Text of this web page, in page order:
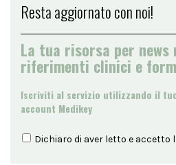
Resta aggiornato con noi!
La tua risorsa per news
riferimenti clinici e
Iscriviti al servizio utilizzando il
account Medikey
Dichiaro di aver letto e accetto